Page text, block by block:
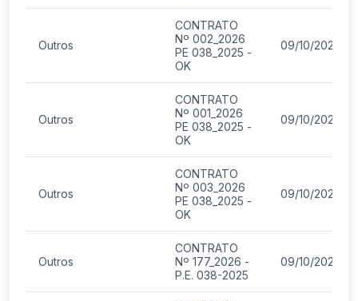
Outros
CONTRATO
Nº 002_2026
PE 038_2025 -
OK
09/10/2025
Outros
CONTRATO
Nº 001_2026
PE 038_2025 -
OK
09/10/2025
Outros
CONTRATO
Nº 003_2026
PE 038_2025 -
OK
09/10/2025
Outros
CONTRATO
Nº 177_2026 -
P.E. 038-2025
09/10/2025